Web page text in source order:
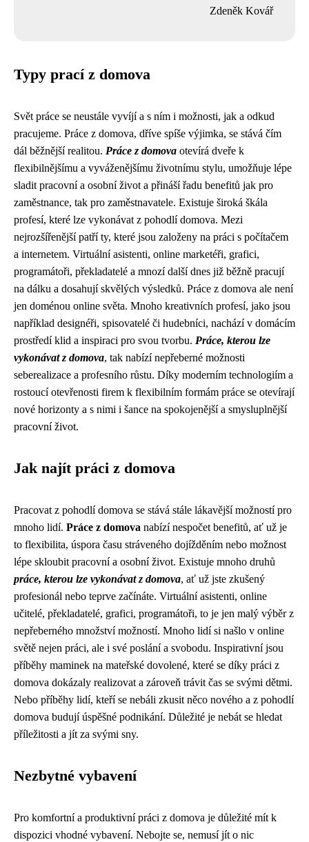
Zdeněk Kovář
Typy prací z domova
Svět práce se neustále vyvíjí a s ním i možnosti, jak a odkud
pracujeme. Práce z domova, dříve spíše výjimka, se stává čím
dál běžnější realitou. Práce z domova otevírá dveře k
flexibilnějšímu a vyváženějšímu životnímu stylu, umožňuje lépe
sladit pracovní a osobní život a přináší řadu benefitů jak pro
zaměstnance, tak pro zaměstnavatele. Existuje široká škála
profesí, které lze vykonávat z pohodlí domova. Mezi
nejrozšířenější patří ty, které jsou založeny na práci s počítačem
a internetem. Virtuální asistenti, online marketéři, grafici,
programátoři, překladatelé a mnozí další dnes již běžně pracují
na dálku a dosahují skvělých výsledků. Práce z domova ale není
jen doménou online světa. Mnoho kreativních profesí, jako jsou
například designéři, spisovatelé či hudebníci, nachází v domácím
prostředí klid a inspiraci pro svou tvorbu. Práce, kterou lze
vykonávat z domova, tak nabízí nepřeberné možnosti
seberealizace a profesního růstu. Díky moderním technologiím a
rostoucí otevřenosti firem k flexibilním formám práce se otevírají
nové horizonty a s nimi i šance na spokojenější a smysluplnější
pracovní život.
Jak najít práci z domova
Pracovat z pohodlí domova se stává stále lákavější možností pro
mnoho lidí. Práce z domova nabízí nespočet benefitů, ať už je
to flexibilita, úspora času stráveného dojížděním nebo možnost
lépe skloubit pracovní a osobní život. Existuje mnoho druhů
práce, kterou lze vykonávat z domova, ať už jste zkušený
profesionál nebo teprve začínáte. Virtuální asistenti, online
učitelé, překladatelé, grafici, programátoři, to je jen malý výběr z
nepřeberného množství možností. Mnoho lidí si našlo v online
světě nejen práci, ale i své poslání a svobodu. Inspirativní jsou
příběhy maminek na mateřské dovolené, které se díky práci z
domova dokázaly realizovat a zároveň trávit čas se svými dětmi.
Nebo příběhy lidí, kteří se nebáli zkusit něco nového a z pohodlí
domova budují úspěšné podnikání. Důležité je nebát se hledat
příležitosti a jít za svými sny.
Nezbytné vybavení
Pro komfortní a produktivní práci z domova je důležité mít k
dispozici vhodné vybavení. Nebojte se, nemusí jít o nic